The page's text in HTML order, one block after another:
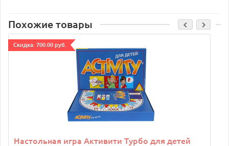
Похожие товары
Cкидка: 700.00 руб.
Настольная игра Активити Турбо для детей